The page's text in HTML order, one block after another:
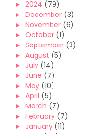
► 2024 (79)
► December (3)
► November (6)
► October (1)
► September (3)
► August (5)
► July (14)
► June (7)
► May (10)
► April (5)
► March (7)
► February (7)
► January (11)